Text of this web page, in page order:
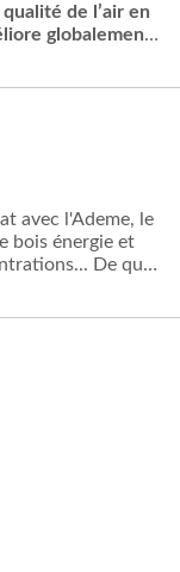
de l’air en
globalement,
même si
avec l'Ademe, le
bois énergie et
De quoi